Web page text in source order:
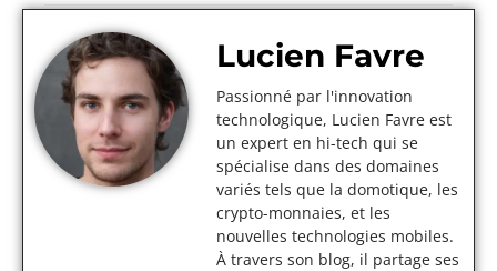
Lucien Favre
Passionné par l'innovation
technologique, Lucien Favre est
un expert en hi-tech qui se
spécialise dans des domaines
variés tels que la domotique, les
crypto-monnaies, et les
nouvelles technologies mobiles.
À travers son blog, il partage ses